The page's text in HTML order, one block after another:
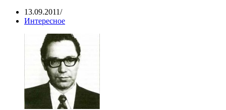
13.09.2011
Интересное